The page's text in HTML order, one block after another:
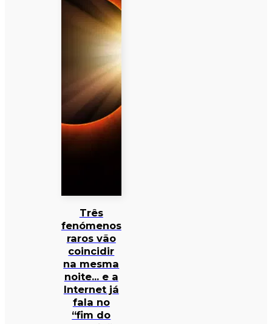
Três
fenómenos
raros vão
coincidir
na mesma
noite… e a
Internet já
fala no
“fim do